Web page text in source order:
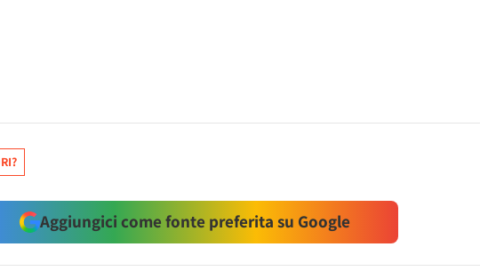
Aggiungici come fonte preferita su Google